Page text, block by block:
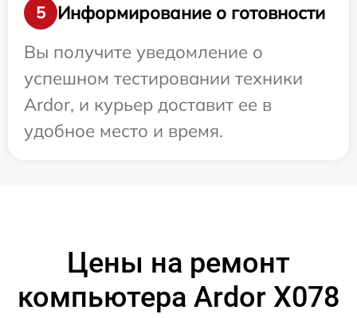
5
Информирование о готовности
Вы получите уведомление о
успешном тестировании техники
Ardor, и курьер доставит ее в
удобное место и время.
Цены на ремонт
компьютера Ardor X078